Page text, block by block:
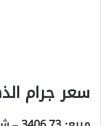
سعر جرام الذهب